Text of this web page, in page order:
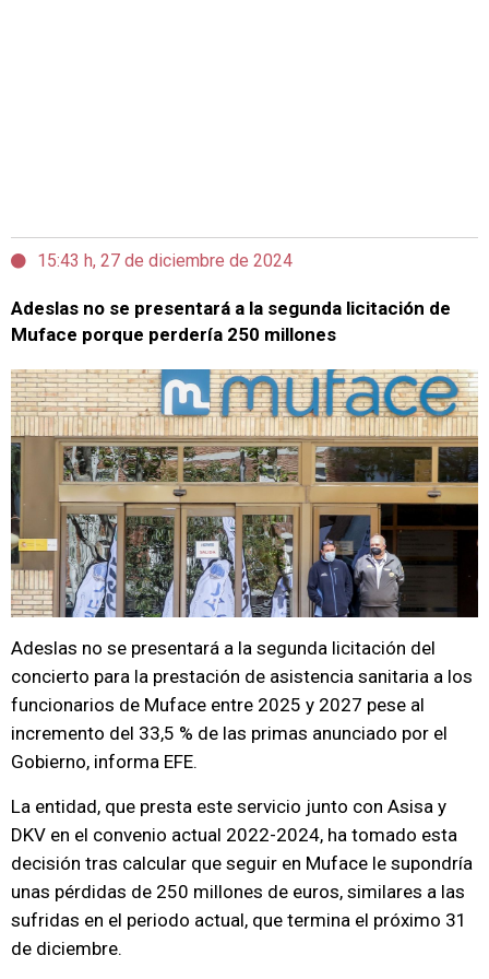
15:43 h, 27 de diciembre de 2024
Adeslas no se presentará a la segunda licitación de
Muface porque perdería 250 millones
Adeslas no se presentará a la segunda licitación del
concierto para la prestación de asistencia sanitaria a los
funcionarios de Muface entre 2025 y 2027 pese al
incremento del 33,5 % de las primas anunciado por el
Gobierno, informa EFE.
La entidad, que presta este servicio junto con Asisa y
DKV en el convenio actual 2022-2024, ha tomado esta
decisión tras calcular que seguir en Muface le supondría
unas pérdidas de 250 millones de euros, similares a las
sufridas en el periodo actual, que termina el próximo 31
de diciembre.